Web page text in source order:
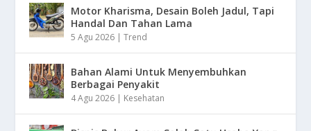
Motor Kharisma, Desain Boleh Jadul, Tapi
Handal Dan Tahan Lama
5 Agu 2026 |Trend
Bahan Alami Untuk Menyembuhkan
Berbagai Penyakit
4 Agu 2026 | Kesehatan